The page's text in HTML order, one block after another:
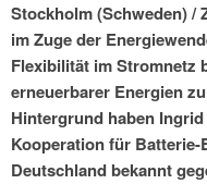
Stockholm (Schweden) /
im Zuge der
Flexibilität im Stromnetz
erneuerbarer Energien
Hintergrund haben
Kooperation für
Deutschland bekannt